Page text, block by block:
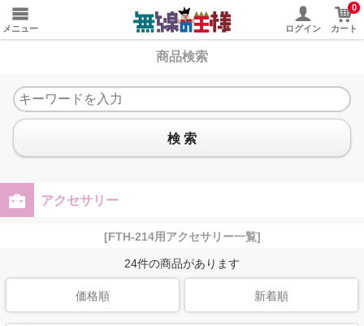
メニュー ログイン
0
カート
商品検索
検 索
アクセサリー
[FTH-214用アクセサリー一覧]
24件の商品があります
価格順 新着順